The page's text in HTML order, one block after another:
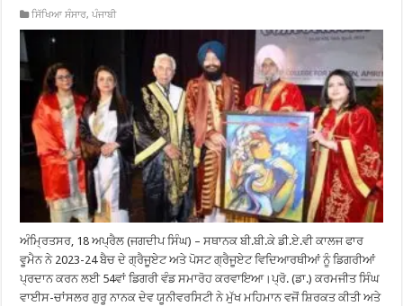
ਸਿੱਖਿਆ ਸੰਸਾਰ,ਪੰਜਾਬੀ
ਅੰਮ੍ਰਿਤਸਰ, 18 ਅਪ੍ਰੈਲ (ਜਗਦੀਪ ਸਿੰਘ) – ਸਥਾਨਕ ਬੀ.ਬੀ.ਕੇ ਡੀ.ਏ.ਵੀ ਕਾਲਜ ਫਾਰ
ਵੂਮੈਨ ਨੇ 2023-24 ਬੈਚ ਦੇ ਗ੍ਰੈਜੂਏਟ ਅਤੇ ਪੋਸਟ ਗ੍ਰੈਜੂਏਟ ਵਿਦਿਆਰਥੀਆਂ ਨੂੰ ਡਿਗਰੀਆਂ
ਪ੍ਰਦਾਨ ਕਰਨ ਲਈ 54ਵਾਂ ਡਿਗਰੀ ਵੰਡ ਸਮਾਰੋਹ ਕਰਵਾਇਆ।ਪ੍ਰੋ. (ਡਾ.) ਕਰਮਜੀਤ ਸਿੰਘ
ਵਾਈਸ-ਚਾਂਸਲਰ ਗੁਰੂ ਨਾਨਕ ਦੇਵ ਯੂਨੀਵਰਸਿਟੀ ਨੇ ਮੁੱਖ ਮਹਿਮਾਨ ਵਜੋਂ ਸ਼ਿਰਕਤ ਕੀਤੀ ਅਤੇ